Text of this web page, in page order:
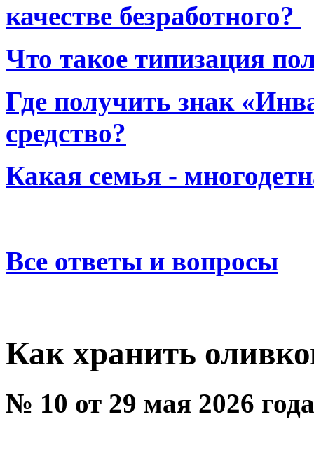
качестве безработного?
Что такое типизация
Где получить знак
средство?
Какая семья -
Все ответы и вопросы
Как хранить
№ 10 от 29 мая 2026